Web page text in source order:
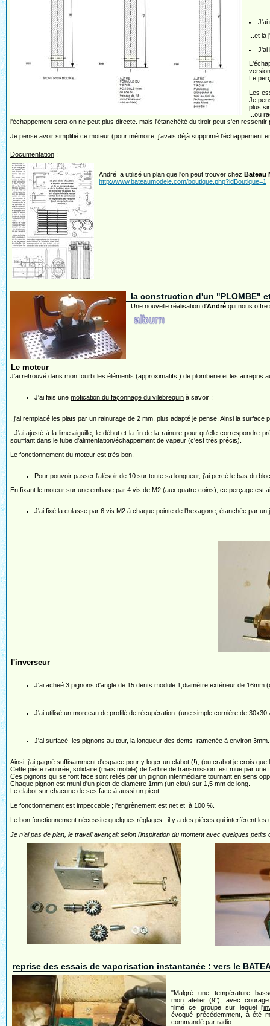
J'ai
...et
J'ai
Le
Les
Je
plus
...ou
l'échappement sera on ne peut plus directe. mais l'étanchéité du tiroir peut s'en
Je pense avoir simplifié ce moteur (pour mémoire, j'avais déjà supprimé l'échappement
Documentation :
André a utilisé un plan que l'on peut trouver chez Bateau
http://www.bateaumodele.com/boutique.php?idBoutique=1
la construction d'un "PLOMBE"
Une nouvelle réalisation d'André ,qui nous
Le moteur
J'ai retrouvé dans mon fourbi les éléments (approximatifs ) de plomberie et les ai repris
J'ai fais une mofication du façonnage du vilebrequin à savoir :
. j'ai remplacé les plats par un rainurage de 2 mm, plus adapté je pense. Ainsi la
. J'ai ajusté à la lime aiguille, le début et la fin de la rainure pour qu'elle correspondre
soufflant dans le tube d'alimentation/échappement de vapeur (c'est très précis).
Le fonctionnement du moteur est très bon.
Pour pouvoir passer l'alésoir de 10 sur toute sa longueur, j'ai percé le bas du
En fixant le moteur sur une embase par 4 vis de M2 (aux quatre coins), ce perçage est
J'ai fixé la culasse par 6 vis M2 à chaque pointe de l'hexagone, étanchée par
l'inverseur
J'ai acheé 3 pignons d'angle de 15 dents module 1,diamètre extérieur de
J'ai utilisé un morceau de profilé de récupération. (une simple cornière de 30x30
J'ai surfacé les pignons au tour, la longueur des dents ramenée à environ
Ainsi, j'ai gagné suffisamment d'espace pour y loger un clabot (!), (ou crabot je crois
Cette pièce rainurée, solidaire (mais mobile) de l'arbre de transmission ,est mue par
Ces pignons qui se font face sont reliés par un pignon intermédiaire tournant en sens
Chaque pignon est muni d'un picot de diamètre 1mm (un clou) sur 1,5 mm de long.
Le clabot sur chacune de ses face à aussi un picot.
Le fonctionnement est impeccable ; l'engrènement est net et à 100 %.
Le bon fonctionnement nécessite quelques réglages , il y a des pièces qui interférent les
Je n'ai pas de plan, le travail avançait selon l'inspiration du moment avec quelques
reprise des essais de vaporisation instantanée : vers le
"Malgré une température
mon atelier (9°), avec
filmé ce groupe sur lequel l'
évoqué précédemment, à été
commandé par radio.